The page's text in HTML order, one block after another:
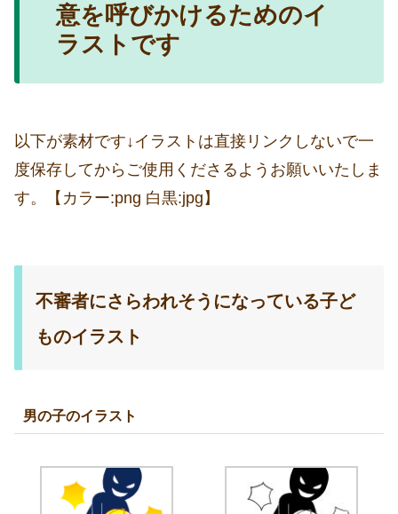
意を呼びかけるためのイ
ラストです
以下が素材です↓イラストは直接リンクしないで一
度保存してからご使用くださるようお願いいたしま
す。【カラー:png 白黒:jpg】
不審者にさらわれそうになっている子ど
ものイラスト
男の子のイラスト